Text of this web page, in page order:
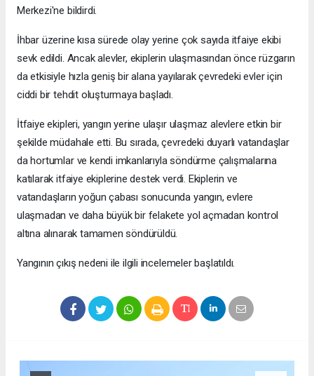
Merkezi'ne bildirdi.
İhbar üzerine kısa sürede olay yerine çok sayıda itfaiye ekibi
sevk edildi. Ancak alevler, ekiplerin ulaşmasından önce rüzgarın
da etkisiyle hızla geniş bir alana yayılarak çevredeki evler için
ciddi bir tehdit oluşturmaya başladı.
İtfaiye ekipleri, yangın yerine ulaşır ulaşmaz alevlere etkin bir
şekilde müdahale etti. Bu sırada, çevredeki duyarlı vatandaşlar
da hortumlar ve kendi imkanlarıyla söndürme çalışmalarına
katılarak itfaiye ekiplerine destek verdi. Ekiplerin ve
vatandaşların yoğun çabası sonucunda yangın, evlere
ulaşmadan ve daha büyük bir felakete yol açmadan kontrol
altına alınarak tamamen söndürüldü.
Yangının çıkış nedeni ile ilgili incelemeler başlatıldı.